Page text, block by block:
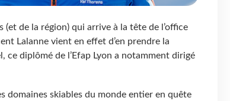
(et de la région) qui arrive à la tête de l’office
Lalanne vient en effet d’en prendre la
diplômé de l’Efap Lyon a notamment dirigé
domaines skiables du monde entier en quête